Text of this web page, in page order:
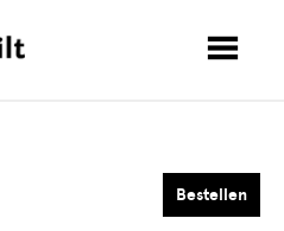
Bestellen